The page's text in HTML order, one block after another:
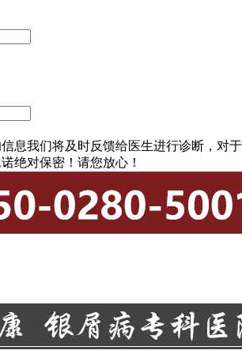
息我们将及时反馈给医生进行诊断，对于
绝对保密！请您放心！